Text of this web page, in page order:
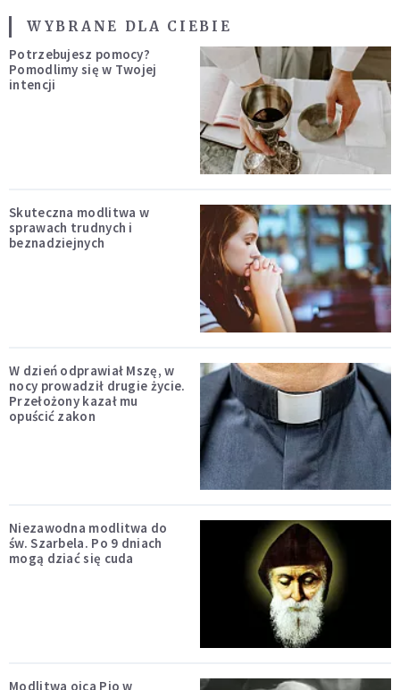
WYBRANE DLA CIEBIE
Potrzebujesz pomocy?
Pomodlimy się w Twojej
intencji
Skuteczna modlitwa w
sprawach trudnych i
beznadziejnych
W dzień odprawiał Mszę, w
nocy prowadził drugie życie.
Przełożony kazał mu
opuścić zakon
Niezawodna modlitwa do
św. Szarbela. Po 9 dniach
mogą dziać się cuda
Modlitwa ojca Pio w